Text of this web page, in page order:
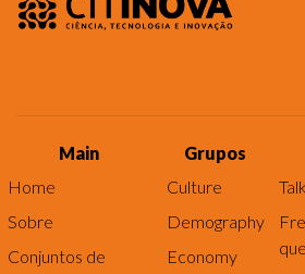
Main
Home
Sobre
Conjuntos de
Grupos
Culture
Demography
Economy